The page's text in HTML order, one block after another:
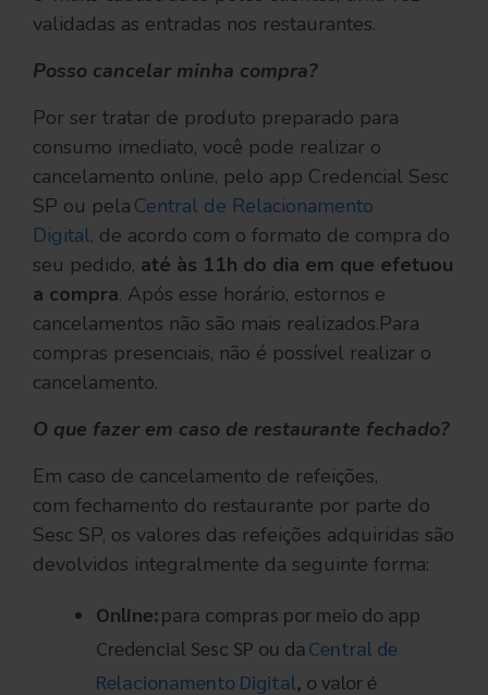
validadas as entradas nos restaurantes.
Posso cancelar minha compra?
Por ser tratar de produto preparado para
consumo imediato, você pode realizar o
cancelamento online, pelo app Credencial Sesc
SP ou pela Central de Relacionamento
Digital, de acordo com o formato de compra do
seu pedido, até às 11h do dia em que efetuou
a compra. Após esse horário, estornos e
cancelamentos não são mais realizados.Para
compras presenciais, não é possível realizar o
cancelamento.
O que fazer em caso de restaurante fechado?
Em caso de cancelamento de refeições,
com fechamento do restaurante por parte do
Sesc SP, os valores das refeições adquiridas são
devolvidos integralmente da seguinte forma:
Online:para compras por meio do app
Credencial Sesc SP ou da Central de
Relacionamento Digital, o valor é